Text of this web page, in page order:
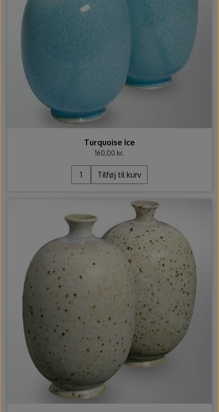
Turquoise Ice
160,00 kr.
Tilføj til kurv